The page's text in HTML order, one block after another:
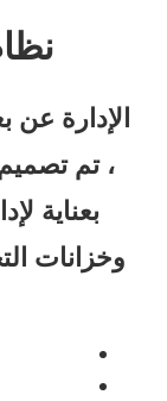
، تم
بعناية
وخزانات